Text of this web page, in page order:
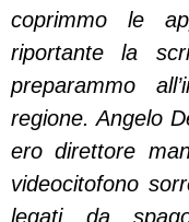
coprimmo le
riportante la
preparammo
regione. Angelo
ero direttore
videocitofono
legati da